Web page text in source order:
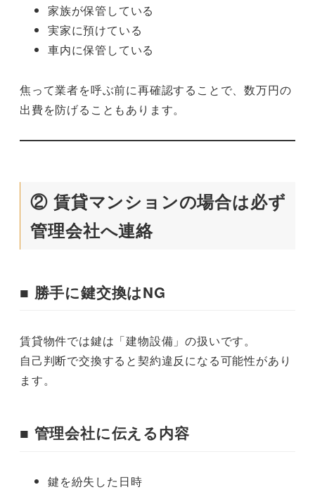
家族が保管している
実家に預けている
車内に保管している
焦って業者を呼ぶ前に再確認することで、数万円の
出費を防げることもあります。
② 賃貸マンションの場合は必ず
管理会社へ連絡
■ 勝手に鍵交換はNG
賃貸物件では鍵は「建物設備」の扱いです。
自己判断で交換すると契約違反になる可能性があり
ます。
■ 管理会社に伝える内容
鍵を紛失した日時